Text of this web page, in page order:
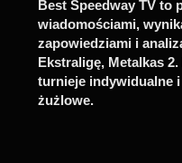
Best Speedway TV to
wiadomościami,
zapowiedziami i
Ekstraligę, Metalkas
turnieje indywidualne
żużlowe.